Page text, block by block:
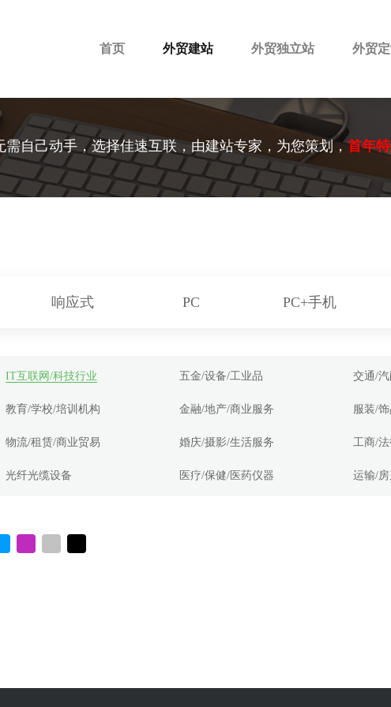
首页 外贸建站 外贸独立站 外贸
需自己动手，选择佳速互联，由建站专家，为您策划，首年
响应式 PC PC+手机
IT互联网/科技行业 五金/设备/工业品 交通/
教育/学校/培训机构 金融/地产/商业服务 服装/
物流/租赁/商业贸易 婚庆/摄影/生活服务 工商/
光纤光缆设备 医疗/保健/医药仪器 运输/